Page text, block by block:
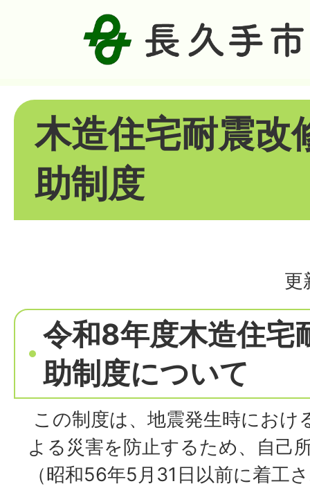
木造住宅耐震改
助制度
更
令和8年度木造住宅
助制度について
この制度は、地震発生時におけ
よる災害を防止するため、自己
（昭和56年5月31日以前に着工